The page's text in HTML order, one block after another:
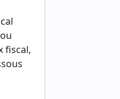
fiscal,